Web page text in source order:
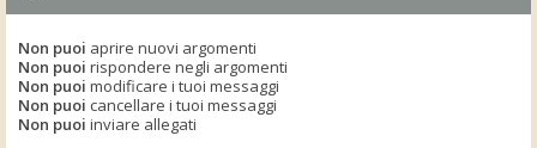
Non puoi aprire nuovi argomenti
Non puoi rispondere negli argomenti
Non puoi modificare i tuoi messaggi
Non puoi cancellare i tuoi messaggi
Non puoi inviare allegati